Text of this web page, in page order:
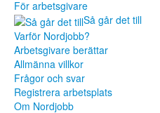
För arbetsgivare
Så går det till
Varför Nordjobb?
Arbetsgivare berättar
Allmänna villkor
Frågor och svar
Registrera arbetsplats
Om Nordjobb